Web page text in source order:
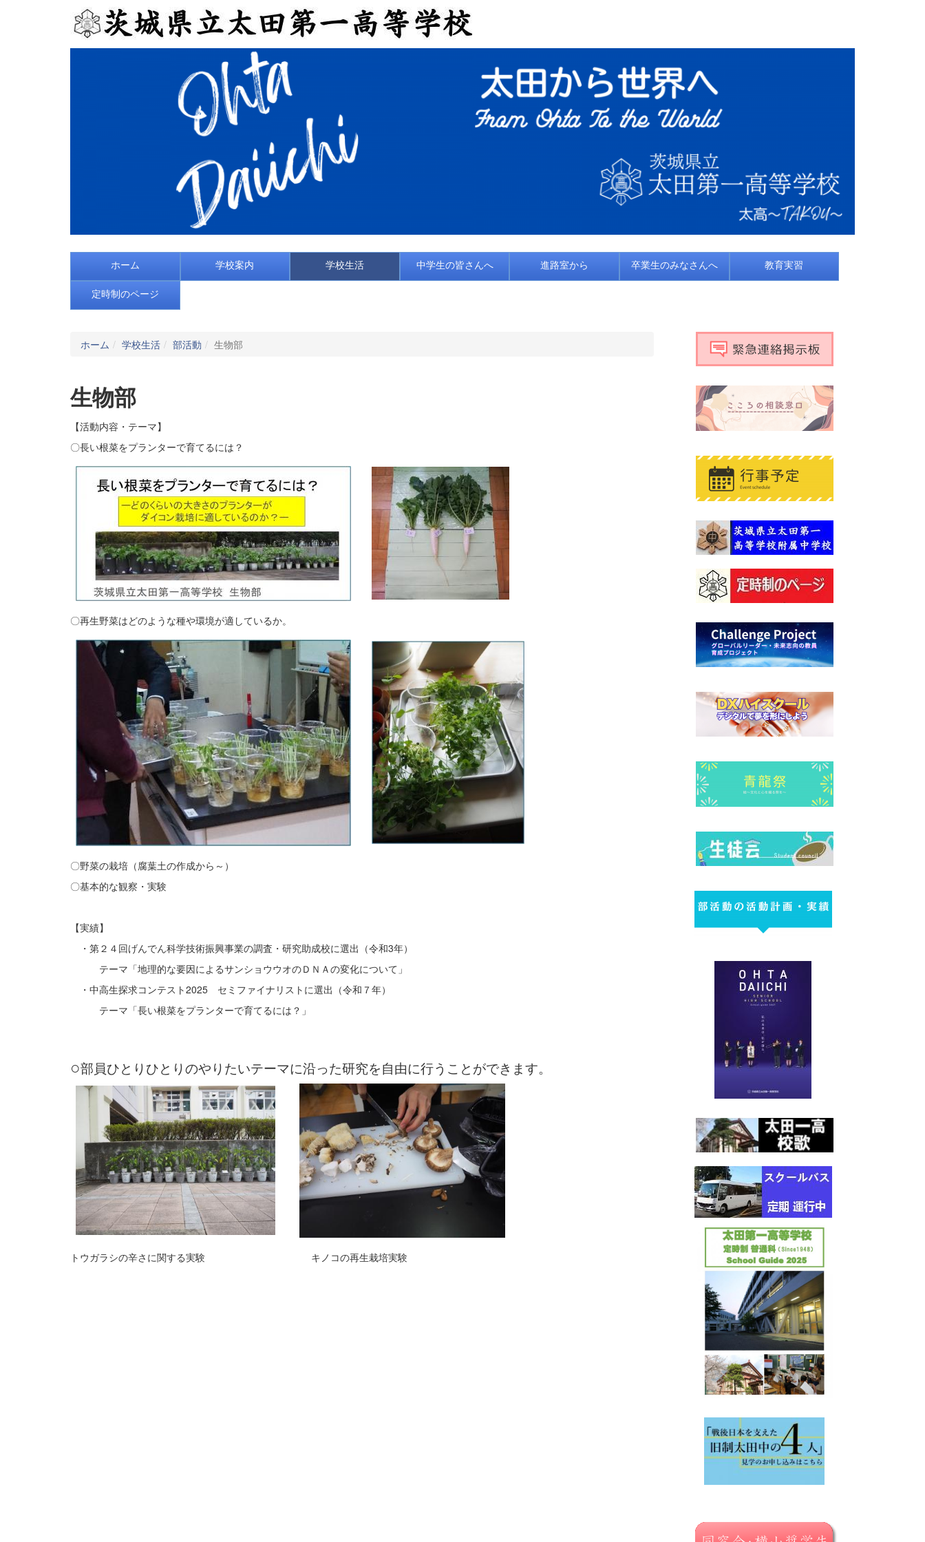
ホーム 学校案内 学校生活 中学生の皆さんへ 進路室から 卒業生のみなさんへ 教育実習
定時制のページ
ホーム 学校生活 部活動 生物部
生物部
【活動内容・テーマ】
〇長い根菜をプランターで育てるには？
〇再生野菜はどのような種や環境が適しているか。
〇野菜の栽培（腐葉土の作成から～）
〇基本的な観察・実験
【実績】
・第２４回げんでん科学技術振興事業の調査・研究助成校に選出（令和3年）
テーマ「地理的な要因によるサンショウウオのＤＮＡの変化について」
・中高生探求コンテスト2025 セミファイナリストに選出（令和７年）
テーマ「長い根菜をプランターで育てるには？」
○部員ひとりひとりのやりたいテーマに沿った研究を自由に行うことができます。
トウガラシの辛さに関する実験 キノコの再生栽培実験